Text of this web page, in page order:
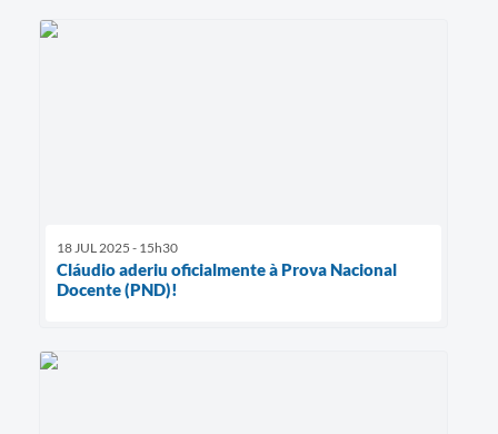
18 JUL 2025 - 15h30
Cláudio aderiu oficialmente à Prova Nacional
Docente (PND)!